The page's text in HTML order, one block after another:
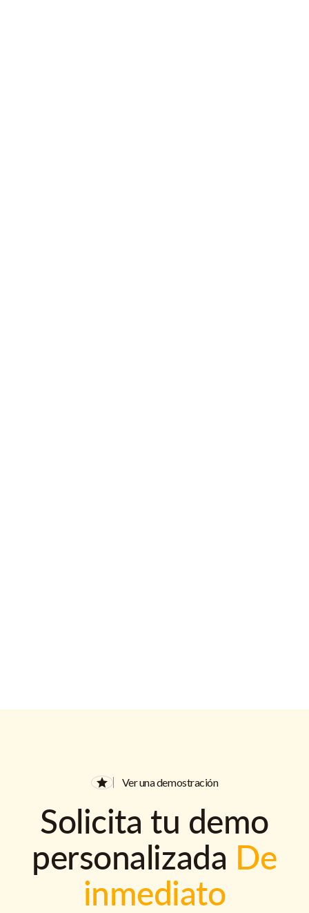
Ver una demostración
Solicita tu demo
personalizada De
inmediato